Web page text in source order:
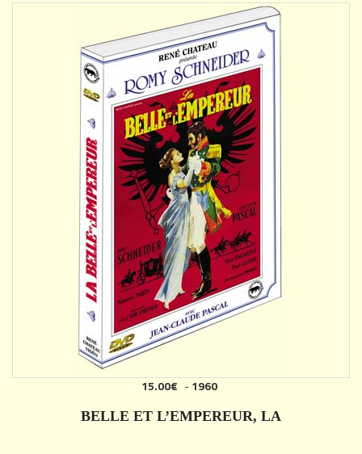
15.00€ -1960
BELLE ET L’EMPEREUR, LA